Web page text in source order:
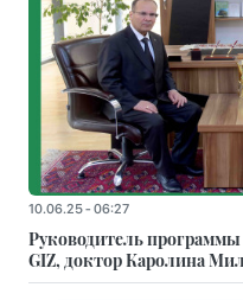
10.06.25 - 06:27
Руководитель
GIZ, доктор Каролина